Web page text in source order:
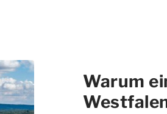
Warum